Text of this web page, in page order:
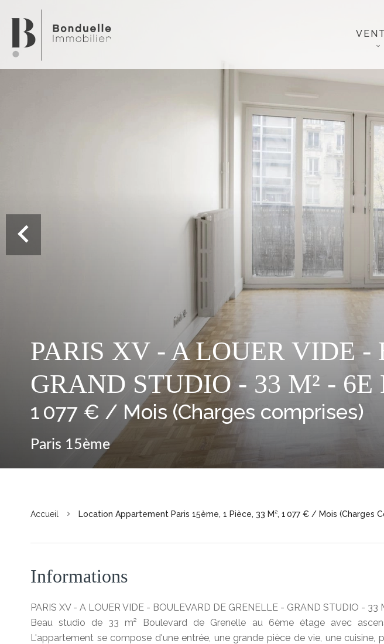
PARIS XV - A LOUER VIDE
GRAND STUDIO - 33 M² - 6E
1 077 € / Mois (Charges comprises)
Paris 15ème
Accueil Location Appartement Paris 15ème, 1 Pièce, 33 M², 1 077 € / Mois (Charges
Informations
PARIS XV - A LOUER VIDE - BOULEVARD DE GRENELLE - GRAND STUDIO - 33
Beau studio de 33 m² Boulevard de Grenelle au 6ème étage avec
L'appartement se compose d'une entrée, une grande pièce de vie, une cuisine,